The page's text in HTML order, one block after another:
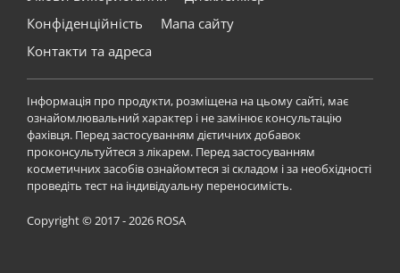
Конфіденційність
Мапа сайту
Контакти та адреса
Інформація про продукти, розміщена на цьому сайті, має
ознайомлювальний характер і не замінює консультацію
фахівця. Перед застосуванням дієтичних добавок
проконсультуйтеся з лікарем. Перед застосуванням
косметичних засобів ознайомтеся зі складом і за необхідності
проведіть тест на індивідуальну переносимість.
Copyright © 2017 - 2026 ROSA